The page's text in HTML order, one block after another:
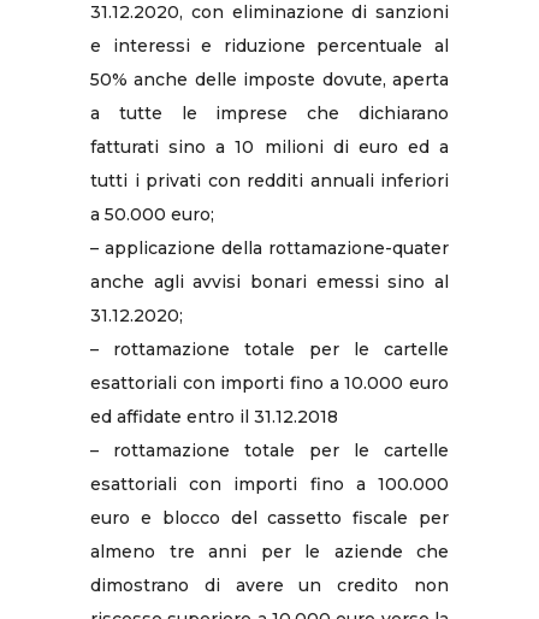
31.12.2020, con eliminazione di sanzioni
e interessi e riduzione percentuale al
50% anche delle imposte dovute, aperta
a tutte le imprese che dichiarano
fatturati sino a 10 milioni di euro ed a
tutti i privati con redditi annuali inferiori
a 50.000 euro;
– applicazione della rottamazione-quater
anche agli avvisi bonari emessi sino al
31.12.2020;
– rottamazione totale per le cartelle
esattoriali con importi fino a 10.000 euro
ed affidate entro il 31.12.2018
– rottamazione totale per le cartelle
esattoriali con importi fino a 100.000
euro e blocco del cassetto fiscale per
almeno tre anni per le aziende che
dimostrano di avere un credito non